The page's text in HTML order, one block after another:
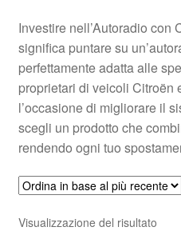
Investire nell’Autoradio con
significa puntare su
perfettamente adatta alle
proprietari di veicoli Citroën
l’occasione di migliorare il
scegli un prodotto che
rendendo ogni tuo
Visualizzazione del risultato